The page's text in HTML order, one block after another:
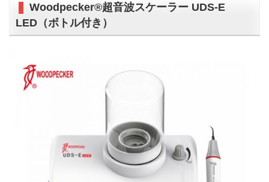
Woodpecker®超音波スケーラー UDS-E
LED（ボトル付き）